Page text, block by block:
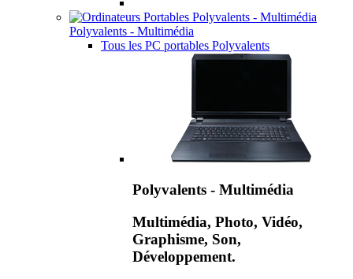
Polyvalents - Multimédia
Tous les PC portables Polyvalents
Polyvalents - Multimédia
Multimédia, Photo, Vidéo,
Graphisme, Son,
Développement.